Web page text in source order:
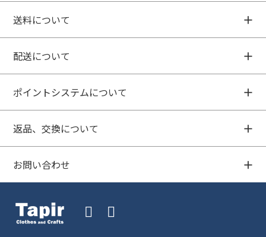
送料について
配送について
ポイントシステムについて
返品、交換について
お問い合わせ